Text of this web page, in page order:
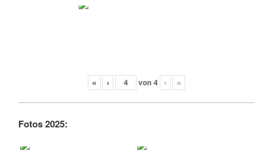
« ‹ von 4 › »
Fotos 2025: